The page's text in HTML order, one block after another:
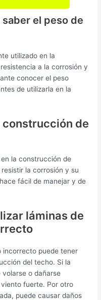
el peso de
utilizado en la
a la corrosión y
conocer el peso
de utilizarla en la
construcción de
la construcción de
la corrosión y su
fácil de manejar y de
láminas de
incorrecto puede tener
del techo. Si la
volarse o dañarse
fuerte. Por otro
puede causar daños